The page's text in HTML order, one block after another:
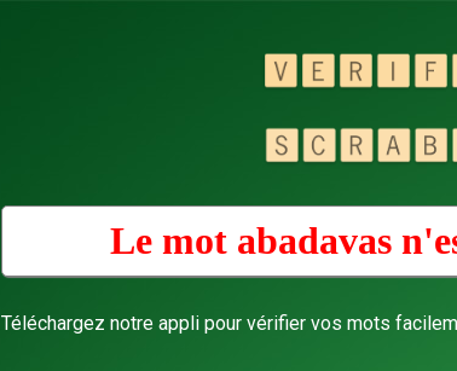
Le mot abadavas
Téléchargez notre appli pour vérifier vos mots